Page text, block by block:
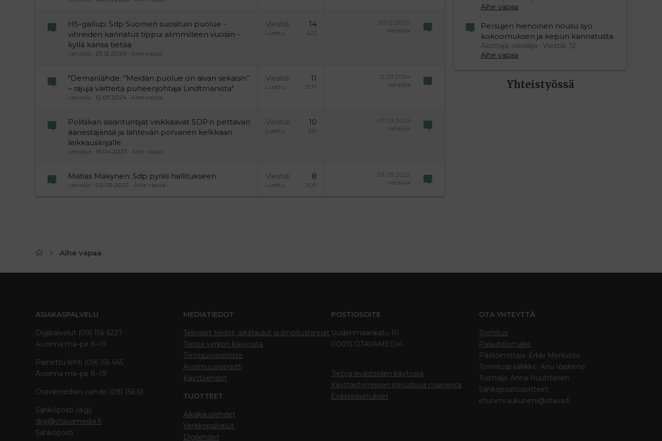
HS-gallup: Sdp Suomen suosituin puolue -
vihreiden kannatus tippui alimmilleen vuosiin -
kyllä kansa tietää
vierailija 23.12.2020 Aihe vapaa
Viestiä 14
Luettu 422
30.12.2020
vierailija
"Demarilähde: ”Meidän puolue on aivan sekaisin”
– rajuja väitteitä puheenjohtaja Lindtmanista"
vierailija 12.07.2024 Aihe vapaa
Viestiä 11
Luettu 307
12.07.2024
vierailija
Politiikan asiantuntijat veikkaavat SDP:n pettävän
äänestäjänsä ja lähtevän porvarien kelkkaan
leikkauslinjalle
vierailija 16.04.2023 Aihe vapaa
Viestiä 10
Luettu 351
07.03.2026
vierailija
Matias Mäkynen: Sdp pyrkii hallitukseen
vierailija 02.09.2023 Aihe vapaa
Viestiä 8
Luettu 309
03.09.2023
vierailija
Aihe vapaa
Persujen hienoinen nousu syö
kokoomuksen ja kepun kannatusta
Aloittaja: vierailija
Viestiä: 12
Aihe vapaa
Yhteistyössä
Aihe vapaa
ASIAKASPALVELU
Digipalvelut (09) 156 6227
Avoinna ma–pe 8–19
Painettu lehti (09) 156 665
Avoinna ma–pe 8–19
Otavamedian vaihde (09) 156 61
Sähköposti (digi)
digi@otavamedia.fi
Sähköposti
MEDIATIEDOT
Tekniset tiedot, aikataulut ja ilmoitushinnat
Tietoa verkon kävijöistä
Tietosuojaseloste
Avoimuusraportti
Käyttöehdot
TUOTTEET
Aikakauslehdet
Verkkopalvelut
Digilehdet
POSTIOSOITE
Uudenmaankatu 10
00015 OTAVAMEDIA
Tietoa evästeiden käytöstä
Käyttäytymiseen perustuva mainonta
Evästeasetukset
OTA YHTEYTTÄ
Toimitus
Palautelomake
Päätoimittaja: Erkki Meriluoto
Toimituspäällikkö: Anu Vaskimo
Tuottaja: Anna Huuhtanen
Sähköpostiosoitteet:
etunimi.sukunimi@otava.fi